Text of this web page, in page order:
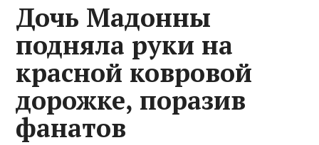
Дочь Мадонны
подняла руки на
красной ковровой
дорожке, поразив
фанатов